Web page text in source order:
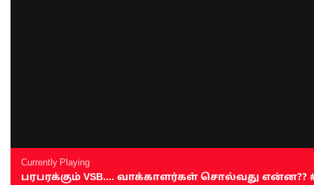
Currently Playing
பரபரக்கும் VSB.... வாக்காளர்கள் சொல்வது என்ன??